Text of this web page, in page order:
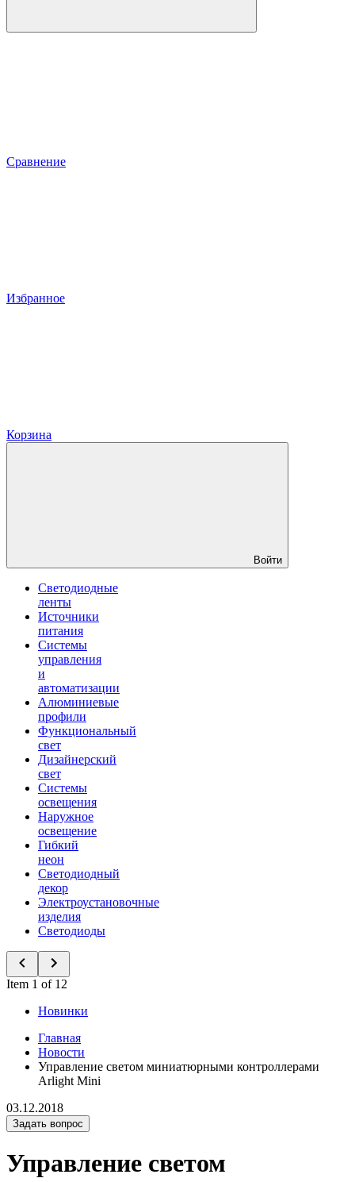
Сравнение
Избранное
Корзина
Войти
Светодиодные
ленты
Источники
питания
Системы
управления
и
автоматизации
Алюминиевые
профили
Функциональный
свет
Дизайнерский
свет
Системы
освещения
Наружное
освещение
Гибкий
неон
Светодиодный
декор
Электроустановочные
изделия
Светодиоды
Item 1 of 12
Новинки
Главная
Новости
Управление светом миниатюрными контроллерами
Arlight Mini
03.12.2018
Задать вопрос
Управление светом